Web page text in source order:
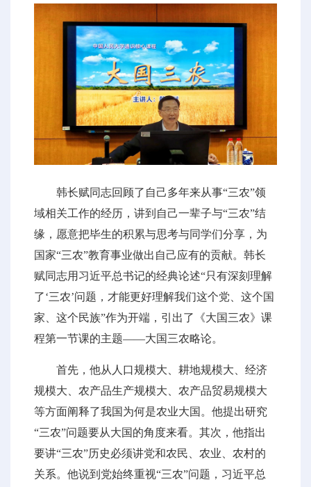
韩长赋同志回顾了自己多年来从事“三农”领
域相关工作的经历，讲到自己一辈子与“三农”结
缘，愿意把毕生的积累与思考与同学们分享，为
国家“三农”教育事业做出自己应有的贡献。韩长
赋同志用习近平总书记的经典论述“只有深刻理解
了‘三农’问题，才能更好理解我们这个党、这个国
家、这个民族”作为开端，引出了《大国三农》课
程第一节课的主题——大国三农略论。
首先，他从人口规模大、耕地规模大、经济
规模大、农产品生产规模大、农产品贸易规模大
等方面阐释了我国为何是农业大国。他提出研究
“三农”问题要从大国的角度来看。其次，他指出
要讲“三农”历史必须讲党和农民、农业、农村的
关系。他说到党始终重视“三农”问题，习近平总